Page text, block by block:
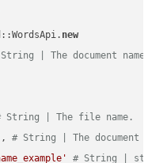
new
| The document name.
String | The file name.
, # String | The document
# String |